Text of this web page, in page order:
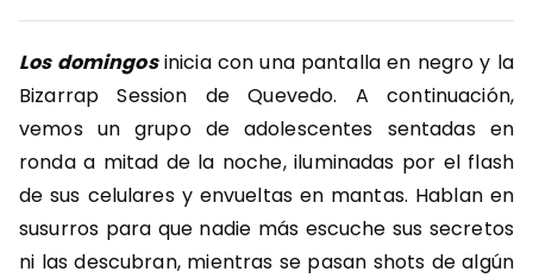
Los domingosinicia con una pantalla en negro y la
Bizarrap Session de Quevedo. A continuación,
vemos un grupo de adolescentes sentadas en
ronda a mitad de la noche, iluminadas por el flash
de sus celulares y envueltas en mantas. Hablan en
susurros para que nadie más escuche sus secretos
ni las descubran, mientras se pasan shots de algún